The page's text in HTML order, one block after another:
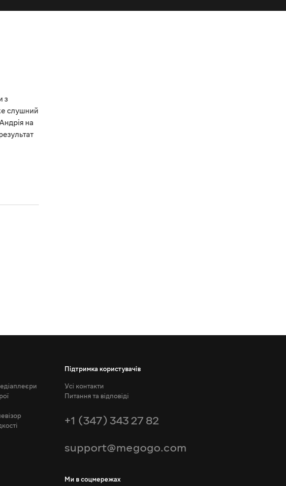
з
слушний
на
Підтримка користувачів
Усі контакти
Питання та відповіді
+1 (347) 343 27 82
support@megogo.com
Ми в соцмережах